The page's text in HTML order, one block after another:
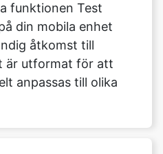
funktionen Test
din mobila enhet
åtkomst till
är utformat för att
anpassas till olika